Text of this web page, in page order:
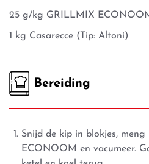
25 g/kg GRILLMIX
1 kg Casarecce (Tip: Altoni)
Bereiding
Snijd de kip in blokjes,
ECONOOM en vacumeer.